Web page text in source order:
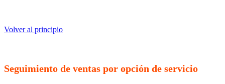
Volver al principio
Seguimiento de ventas por opción de servicio